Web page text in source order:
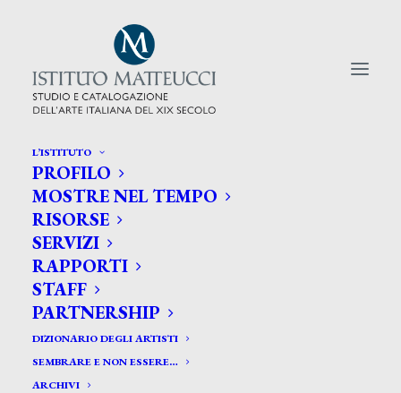
L’ISTITUTO
PROFILO
MOSTRE NEL TEMPO
RISORSE
SERVIZI
RAPPORTI
STAFF
PARTNERSHIP
DIZIONARIO DEGLI ARTISTI
SEMBRARE E NON ESSERE…
ARCHIVI
CERCA TRA GLI ARTISTI:
Search
for: